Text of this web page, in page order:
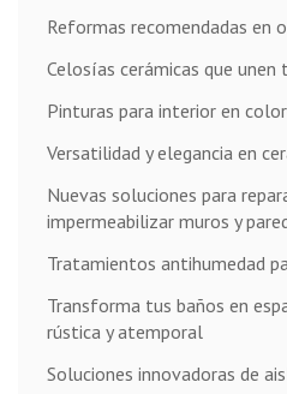
Reformas recomendadas en
Celosías cerámicas que
Pinturas para interior en
Versatilidad y elegancia en
Nuevas soluciones para
impermeabilizar muros y
Tratamientos antihumedad
Transforma tus baños en
rústica y atemporal
Soluciones innovadoras de